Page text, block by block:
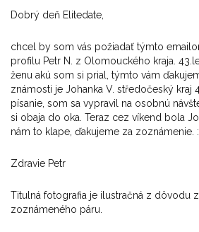
Dobrý deň Elitedate,
chcel by som vás požiadať týmto
profilu Petr N. z Olomouckého kraja.
ženu akú som si prial, týmto vám
známosti je Johanka V. středočeský kraj
písanie, som sa vypravil na osobnú
si obaja do oka. Teraz cez víkend bola
nám to klape, ďakujeme za zoznámenie.
Zdravie Petr
Titulná fotografia je ilustračná z dôvodu
zoznámeného páru.